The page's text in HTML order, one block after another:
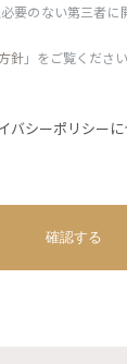
要のない第三者
針」をご覧ください
バシーポリシー